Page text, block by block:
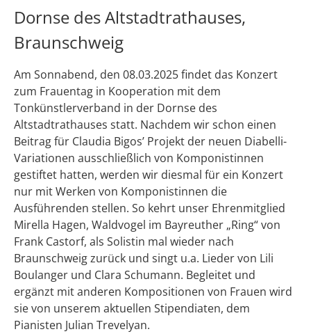
Dornse des Altstadtrathauses,
Braunschweig
Am Sonnabend, den 08.03.2025 findet das Konzert
zum Frauentag in Kooperation mit dem
Tonkünstlerverband in der Dornse des
Altstadtrathauses statt. Nachdem wir schon einen
Beitrag für Claudia Bigos’ Projekt der neuen Diabelli-
Variationen ausschließlich von Komponistinnen
gestiftet hatten, werden wir diesmal für ein Konzert
nur mit Werken von Komponistinnen die
Ausführenden stellen. So kehrt unser Ehrenmitglied
Mirella Hagen, Waldvogel im Bayreuther „Ring“ von
Frank Castorf, als Solistin mal wieder nach
Braunschweig zurück und singt u.a. Lieder von Lili
Boulanger und Clara Schumann. Begleitet und
ergänzt mit anderen Kompositionen von Frauen wird
sie von unserem aktuellen Stipendiaten, dem
Pianisten Julian Trevelyan.